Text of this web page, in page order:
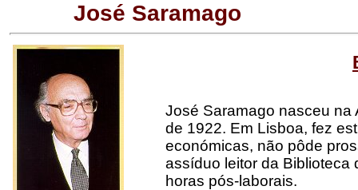
José Saramago
José Saramago nasceu na
de 1922. Em Lisboa, fez
económicas, não pôde
assíduo leitor da Biblioteca
horas pós-laborais.